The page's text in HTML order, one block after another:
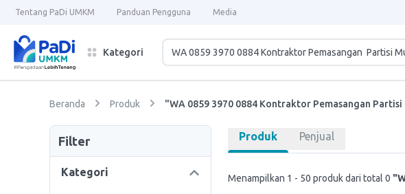
Tentang PaDi UMKM Panduan Pengguna Media
Kategori
Beranda Produk "WA 0859 3970 0884 Kontraktor Pemasangan
Filter
Kategori
Produk Penjual
Menampilkan 1 - 50 produk dari total 0